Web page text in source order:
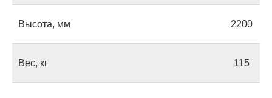
Высота, мм 2200
Вес, кг 115
Оставьте заявку
на консультацию